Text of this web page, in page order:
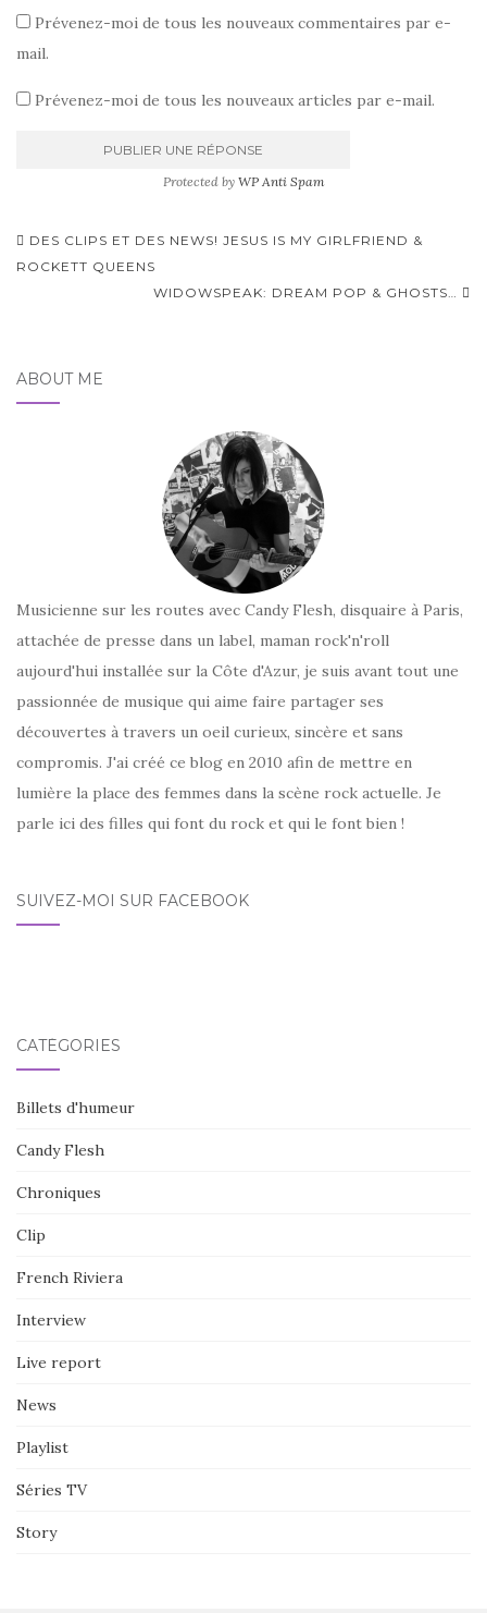
Prévenez-moi de tous les nouveaux commentaires par e-
mail.
Prévenez-moi de tous les nouveaux articles par e-mail.
Protected by WP Anti Spam
Pagination
d'article
DES CLIPS ET DES NEWS! JESUS IS MY GIRLFRIEND &
ROCKETT QUEENS
WIDOWSPEAK: DREAM POP & GHOSTS…
ABOUT ME
Musicienne sur les routes avec Candy Flesh, disquaire à Paris,
attachée de presse dans un label, maman rock'n'roll
aujourd'hui installée sur la Côte d'Azur, je suis avant tout une
passionnée de musique qui aime faire partager ses
découvertes à travers un oeil curieux, sincère et sans
compromis. J'ai créé ce blog en 2010 afin de mettre en
lumière la place des femmes dans la scène rock actuelle. Je
parle ici des filles qui font du rock et qui le font bien !
SUIVEZ-MOI SUR FACEBOOK
CATÉGORIES
Billets d'humeur
Candy Flesh
Chroniques
Clip
French Riviera
Interview
Live report
News
Playlist
Séries TV
Story